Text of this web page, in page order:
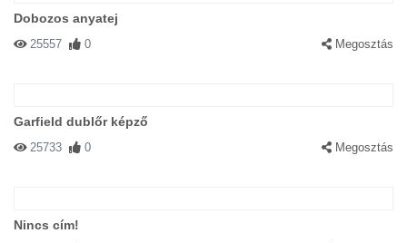
Dobozos anyatej
25557 0 Megosztás
Garfield dublőr képző
25733 0 Megosztás
Nincs cím!